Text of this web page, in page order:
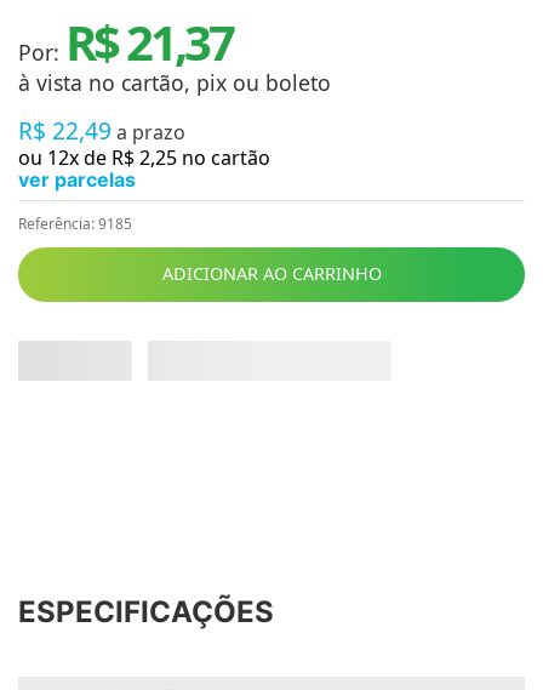
Por: R$ 21,37
à vista no cartão, pix ou boleto
R$ 22,49 a prazo
ou 12x de R$2,25 no cartão
ver parcelas
Referência:9185
ADICIONAR AO CARRINHO
ESPECIFICAÇÕES